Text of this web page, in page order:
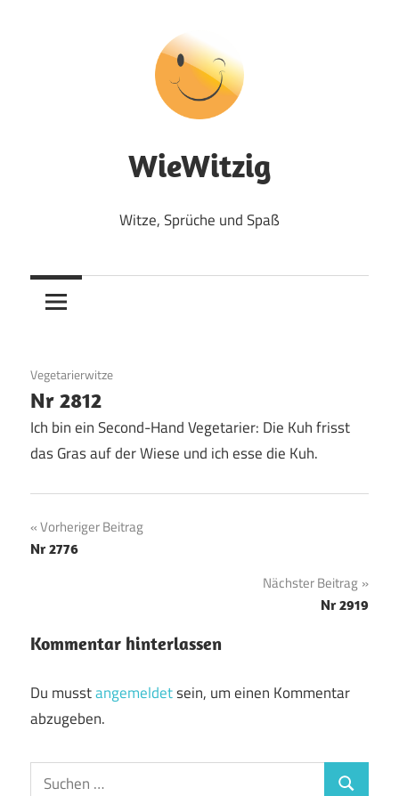
WieWitzig
Witze, Sprüche und Spaß
10. August 2017
Vegetarierwitze
Nr 2812
Ich bin ein Second-Hand Vegetarier: Die Kuh frisst
das Gras auf der Wiese und ich esse die Kuh.
Beitragsnavigation
Vorheriger Beitrag
Nr 2776
Nächster Beitrag
Nr 2919
Kommentar hinterlassen
Du musstangemeldetsein, um einen Kommentar
abzugeben.